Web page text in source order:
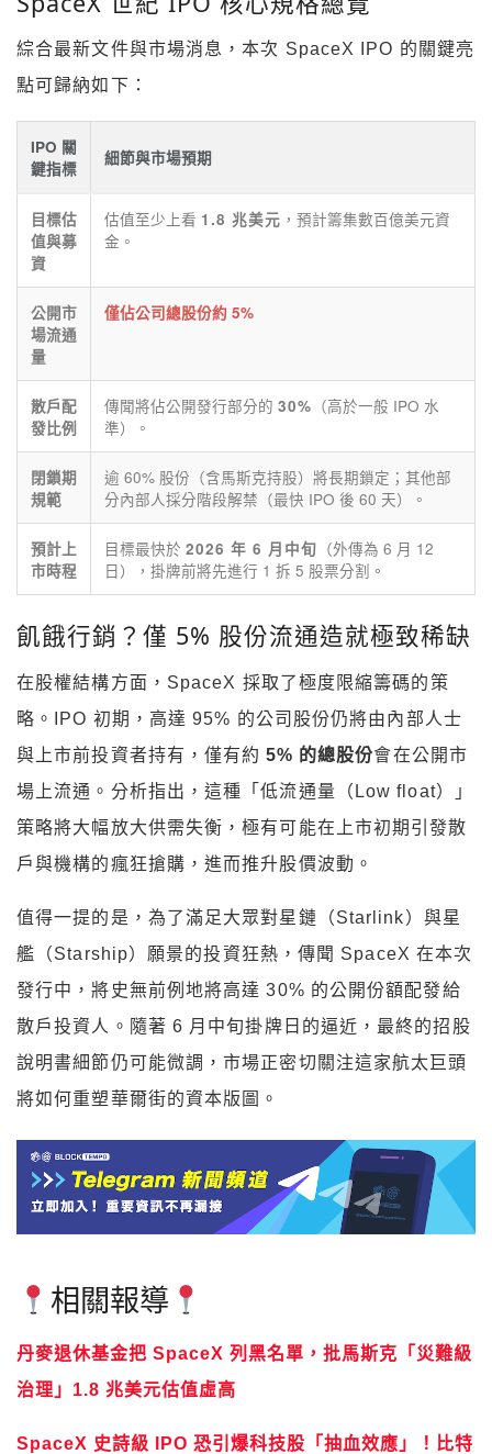
綜合最新文件與市場消息，本次 SpaceX IPO 的關鍵亮
點可歸納如下：
IPO 關
鍵指標
細節與市場預期
目標估
值與募
資
估值至少上看 1.8 兆美元 ，預計籌集數百億美元資
金。
公開市
場流通
量
僅佔公司總股份約 5%
散戶配
發比例
傳聞將佔公開發行部分的 30% （高於一般 IPO 水
準）。
閉鎖期
規範
逾 60% 股份（含馬斯克持股）將長期鎖定；其他部
分內部人採分階段解禁（最快 IPO 後 60 天）。
預計上
市時程
目標最快於 2026 年 6 月中旬 （外傳為 6 月 12
日），掛牌前將先進行 1 拆 5 股票分割。
飢餓行銷？僅 5% 股份流通造就極致稀缺
在股權結構方面，SpaceX 採取了極度限縮籌碼的策
略。IPO 初期，高達 95% 的公司股份仍將由內部人士
與上市前投資者持有，僅有約5% 的總股份會在公開市
場上流通。分析指出，這種「低流通量（Low float）」
策略將大幅放大供需失衡，極有可能在上市初期引發散
戶與機構的瘋狂搶購，進而推升股價波動。
值得一提的是，為了滿足大眾對星鏈（Starlink）與星
艦（Starship）願景的投資狂熱，傳聞 SpaceX 在本次
發行中，將史無前例地將高達 30% 的公開份額配發給
散戶投資人。隨著 6 月中旬掛牌日的逼近，最終的招股
說明書細節仍可能微調，市場正密切關注這家航太巨頭
將如何重塑華爾街的資本版圖。
相關報導
丹麥退休基金把 SpaceX 列黑名單，批馬斯克「災難級
治理」1.8 兆美元估值虛高
SpaceX 史詩級 IPO 恐引爆科技股「抽血效應」！比特